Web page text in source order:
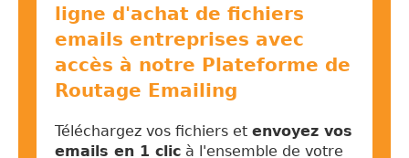
ligne d'achat de fichiers
emails entreprises avec
accès à notre Plateforme de
Routage Emailing
Téléchargez vos fichiers et envoyez vos
emails en 1 clic à l'ensemble de votre